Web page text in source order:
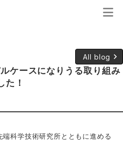
All blog keyboard_arrow_right
ケースになりうる取り組み
た！
科学技術研究所とともに進める